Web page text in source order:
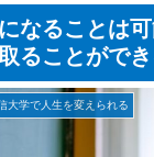
なることは
ることがで
学で人生を変えられる